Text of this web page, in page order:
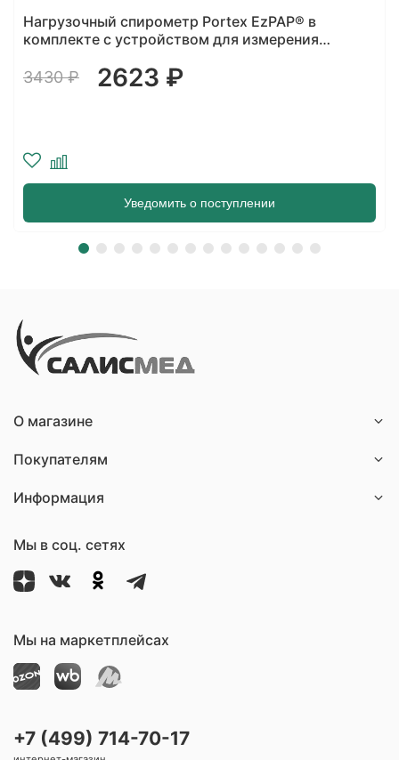
Нагрузочный спирометр Portex EzPAP® в
комплекте с устройством для измерения
3430 ₽ 2623 ₽
Уведомить о поступлении
О магазине
Покупателям
Информация
Мы в соц. сетях
Мы на маркетплейсах
+7 (499) 714-70-17